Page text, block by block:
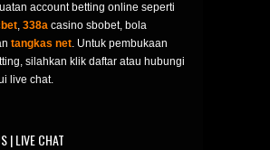
account betting online seperti
, 338a casino sbobet, bola
tangkas net. Untuk pembukaan
silahkan klik daftar atau hubungi
live chat.
| LIVE CHAT